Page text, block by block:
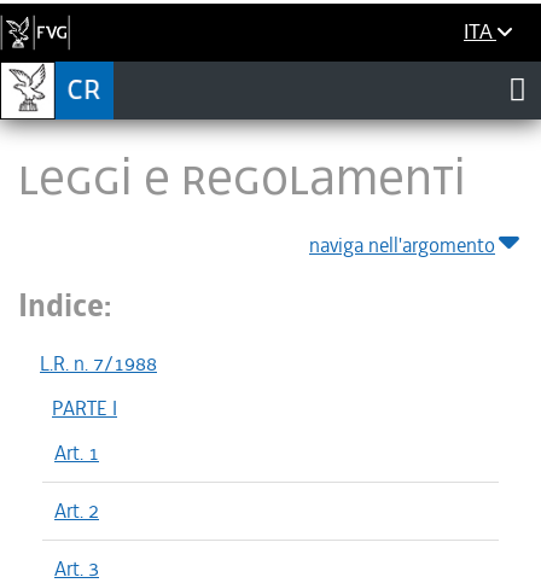
ITA
LEGGI E REGOLAMENTI
naviga nell'argomento
Indice:
L.R. n. 7/1988
PARTE I
Art. 1
Art. 2
Art. 3